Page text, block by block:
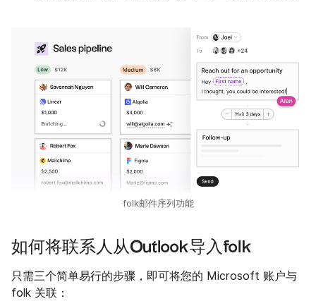
folk邮件序列功能
如何将联系人从Outlook导入folk
只需三个简单易行的步骤，即可将您的 Microsoft 账户与
folk 关联：